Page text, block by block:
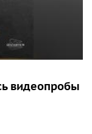
видеопробы